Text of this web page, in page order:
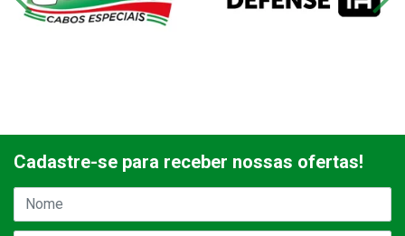
Cadastre-se para receber nossas ofertas!